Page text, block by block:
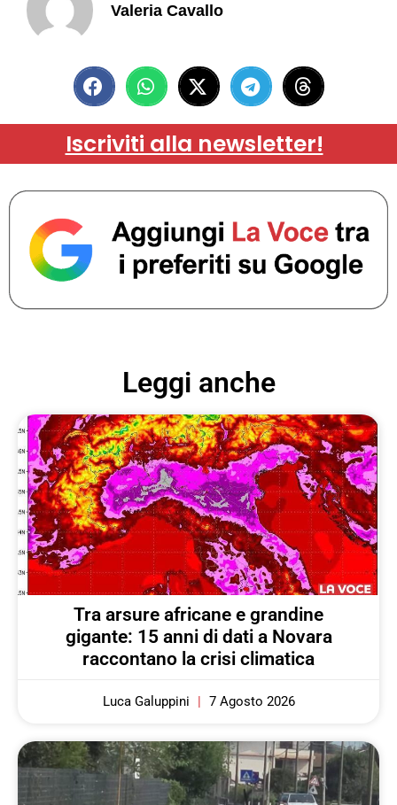
Valeria Cavallo
Iscriviti alla newsletter!
Leggi anche
Tra arsure africane e grandine
gigante: 15 anni di dati a Novara
raccontano la crisi climatica
Luca Galuppini 7 Agosto 2026